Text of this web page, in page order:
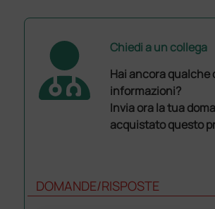
Chiedi a un collega
Hai ancora qualche
informazioni?
Invia ora la tua
acquistato questo
DOMANDE/RISPOSTE